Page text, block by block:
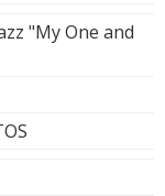
"My One and